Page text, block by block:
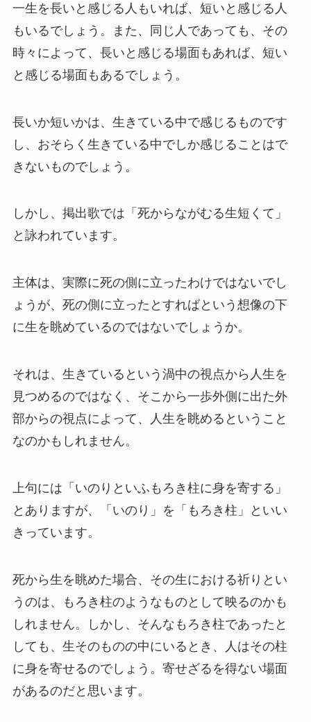
一生を長いと感じる人もいれば、短いと感じる人
もいるでしょう。また、同じ人であっても、その
時々によって、長いと感じる場面もあれば、短い
と感じる場面もあるでしょう。
長いか短いかは、生きている中で感じるものです
し、おそらく生きている中でしか感じることはで
きないものでしょう。
しかし、掲出歌では「死からながむる生短くて」
と詠われています。
主体は、実際に死の側に立ったわけではないでし
ょうが、死の側に立ったとすればという想像の下
に生を眺めているのではないでしょうか。
それは、生きているという渦中の視点から人生を
見つめるのではなく、そこから一歩外側に出た外
部からの視点によって、人生を眺めるということ
なのかもしれません。
上句には「いのりといふもろき柱に身を寄する」
とありますが、「いのり」を「もろき柱」といい
きっています。
死から生を眺めた場合、その生における祈りとい
うのは、もろき柱のようなものとして映るのかも
しれません。しかし、そんなもろき柱であったと
しても、生そのものの中にいるとき、人はその柱
に身を寄せるのでしょう。寄せざるを得ない場面
があるのだと思います。